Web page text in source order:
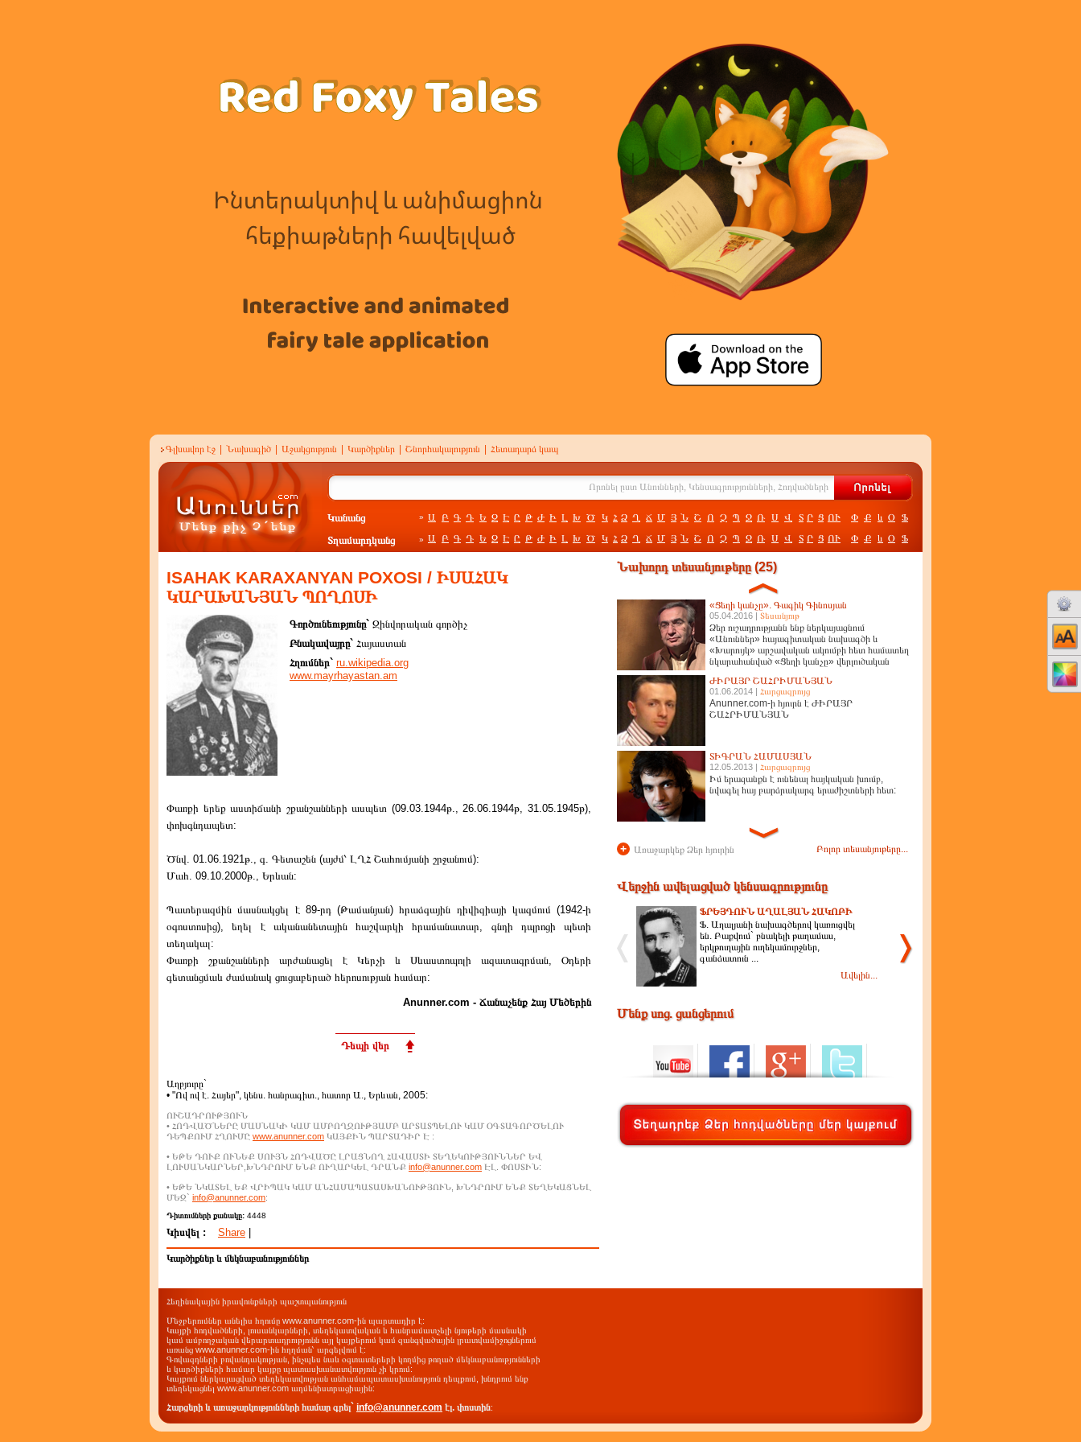
Գլխավոր էջ Նախագիծ Աջակցություն Կարծիքներ Շնորհակալություն Հետադարձ կապ
Կանանց » Ա Բ Գ Դ Ե Զ Է Ը Թ Ժ Ի Լ Խ Ծ Կ Հ Ձ Ղ Ճ Մ Յ Ն Շ Ո Չ Պ Ջ Ռ Ս Վ Տ Ր Ց ՈՒ Փ Ք և Օ Ֆ
Տղամարդկանց » Ա Բ Գ Դ Ե Զ Է Ը Թ Ժ Ի Լ Խ Ծ Կ Հ Ձ Ղ Ճ Մ Յ Ն Շ Ո Չ Պ Ջ Ռ Ս Վ Տ Ր Ց ՈՒ Փ Ք և Օ Ֆ
ISAHAK KARAXANYAN POXOSI / ԻՍԱՀԱԿ
ԿԱՐԱԽԱՆՅԱՆ ՊՈՂՈՍԻ
Գործունեությունը` Զինվորական գործիչ
Բնակավայրը` Հայաստան
Հղումներ` ru.wikipedia.org
www.mayrhayastan.am
Փառքի երեք աստիճանի շքանշանների ասպետ (09.03.1944թ., 26.06.1944թ, 31.05.1945թ),
փոխգնդապետ:
Ծնվ. 01.06.1921թ., գ. Գետաշեն (այժմ՝ ԼՂՀ Շահումյանի շրջանում):
Մահ. 09.10.2000թ., Երևան:
Պատերազմին մասնակցել է 89-րդ (Թամանյան) հրաձգային դիվիզիայի կազմում (1942-ի
օգոստոսից), եղել է ականանետային հաշվարկի հրամանատար, գնդի դպրոցի պետի
տեղակալ:
Փառքի շքանշանների արժանացել է Կերչի և Սևաստոպոլի ազատագրման, Օդերի
գետանցմաև ժամանակ ցուցաբերած հերոսության համար:
Anunner.com - Ճանաչենք Հայ Մեծերին
Դեպի վեր
Աղբյուրը`
• "Ով ով է. Հայեր", կենս. հանրագիտ., հատոր Ա., Երևան, 2005:
ՈՒՇԱԴՐՈՒԹՅՈՒՆ
• ՀՈԴՎԱԾՆԵՐԸ ՄԱՍՆԱԿԻ ԿԱՄ ԱՄԲՈՂՋՈՒԹՅԱՄԲ ԱՐՏԱՏՊԵԼՈՒ ԿԱՄ ՕԳՏԱԳՈՐԾԵԼՈՒ
ԴԵՊՔՈՒՄ ՀՂՈՒՄԸ www.anunner.com ԿԱՅՔԻՆ ՊԱՐՏԱԴԻՐ Է :
• ԵԹԵ ԴՈՒՔ ՈՒՆԵՔ ՍՈՒՅՆ ՀՈԴՎԱԾԸ ԼՐԱՑՆՈՂ ՀԱՎԱՍՏԻ ՏԵՂԵԿՈՒԹՅՈՒՆՆԵՐ ԵՎ
ԼՈՒՍԱՆԿԱՐՆԵՐ,ԽՆԴՐՈՒՄ ԵՆՔ ՈՒՂԱՐԿԵԼ ԴՐԱՆՔ info@anunner.com ԷԼ. ՓՈՍՏԻՆ:
• ԵԹԵ ՆԿԱՏԵԼ ԵՔ ՎՐԻՊԱԿ ԿԱՄ ԱՆՀԱՄԱՊԱՏԱՍԽԱՆՈՒԹՅՈՒՆ, ԽՆԴՐՈՒՄ ԵՆՔ ՏԵՂԵԿԱՑՆԵԼ
ՄԵԶ` info@anunner.com:
Դիտումների քանակը: 4448
Կիսվել : Share
Կարծիքներ և մեկնաբանություններ
Նախորդ տեսանյութերը (25)
«Ցեղի կանչը». Գագիկ Գինոսյան
05.04.2016 | Տեսանյութ
Ձեր ուշադրությանն ենք ներկայացնում
«Անուններ» հայագիտական նախագծի և
«Խարույկ» արշավական ակումբի հետ համատեղ
նկարահանված «Ցեղի կանչը» վերլուծական
ԺԻՐԱՅՐ ՇԱՀՐԻՄԱՆՅԱՆ
01.06.2014 | Հարցազրույց
Anunner.com-ի հյուրն է ԺԻՐԱՅՐ
ՇԱՀՐԻՄԱՆՅԱՆ
ՏԻԳՐԱՆ ՀԱՄԱՍՅԱՆ
12.05.2013 | Հարցազրույց
Իմ երազանքն է ունենալ հայկական խումբ,
նվագել հայ բարձրակարգ երաժիշտների հետ:
+ Առաջարկեք Ձեր հյուրին Բոլոր տեսանյութերը...
Վերջին ավելացված կենսագրությունը
ՖՐԵՅԴՈՒՆ ԱՂԱԼՅԱՆ ՀԱԿՈԲԻ
Ֆ. Աղալյանի նախագծերով կառուցվել
են. Բաքվում` բնակելի թաղամաս,
երկթուղային ուղեկամուրջներ,
գանձատուն ...
Ավելին...
Մենք սոց. ցանցերում
Հեղինակային իրավունքների պաշտպանություն
Մեջբերումներ անելիս հղումը www.anunner.com-ին պարտադիր է:
Կայքի հոդվածների, լուսանկարների, տեղեկատվական և հանրամատչելի նյութերի մասնակի
կամ ամբողջական վերարտադրությունն այլ կայքերում կամ զանգվածային լրատվամիջոցներում
առանց www.anunner.com-ին հղղման՝ արգելվում է:
Գովազդների բովանդակության, ինչպես նաև օգտատերերի կողմից թողած մեկնաբանությունների
և կարծիքների համար կայքը պատասխանատվություն չի կրում:
Կայքում ներկայացված տեղեկատվության անհամապատասխանություն դեպքում, խնդրում ենք
տեղեկացնել www.anunner.com ադմենիստրացիային:
Հարցերի և առաջարկությունների համար գրել` info@anunner.com էլ. փոստին: